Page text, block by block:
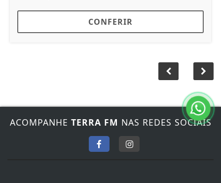
CONFERIR
ACOMPANHE TERRA FM NAS REDES SOCIAIS